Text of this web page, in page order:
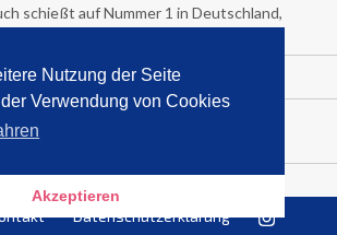
Nutzung der Seite
Verwendung von Cookies
Akzeptieren
schießt auf Nummer 1 in Deutschland,
TV-Dauerglotzer
während die Österreicher und
wie sie reich werden.
im zweiten Quartal – Doppelspitze für
Datenschutzerklärung